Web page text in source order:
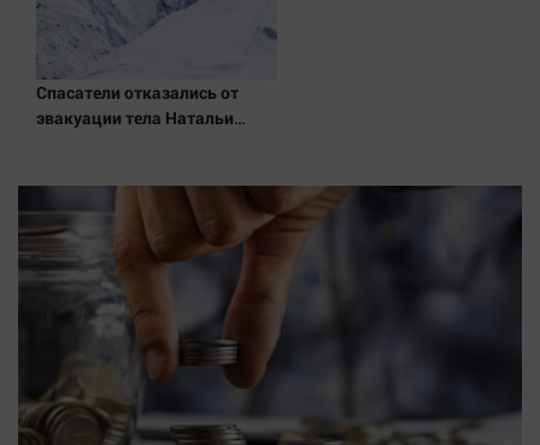
Спасатели отказались от
эвакуации тела Натальи